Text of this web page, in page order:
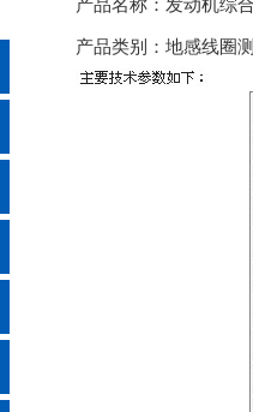
产品名称：发动机综
产品类别：地感线圈